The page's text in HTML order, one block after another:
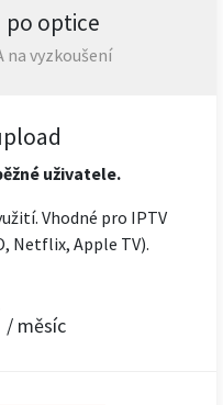
po optice
na vyzkoušení
uživatele.
Vhodné pro IPTV
Netflix, Apple TV).
/ měsíc